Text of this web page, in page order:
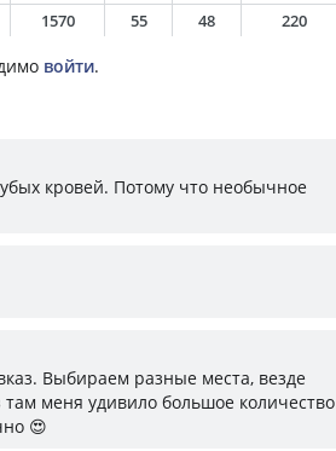
1570 55 48 220
войти.
кровей. Потому что необычное
Выбираем разные места, везде
там меня удивило большое количество
😍